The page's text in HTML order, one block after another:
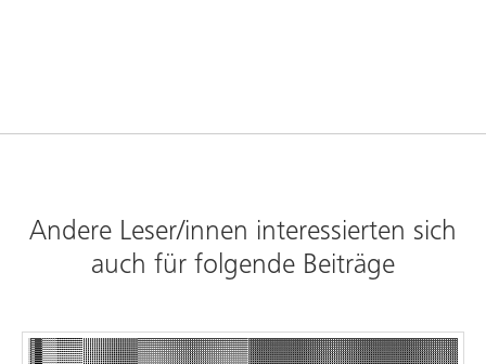
Andere Leser/innen interessierten sich
auch für folgende Beiträge